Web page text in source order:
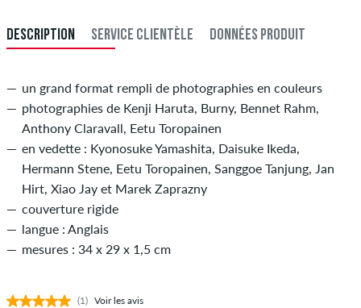
DESCRIPTION SERVICE CLIENTÈLE DONNÉES PRODUIT
un grand format rempli de photographies en couleurs
photographies de Kenji Haruta, Burny, Bennet Rahm,
Anthony Claravall, Eetu Toropainen
en vedette : Kyonosuke Yamashita, Daisuke Ikeda,
Hermann Stene, Eetu Toropainen, Sanggoe Tanjung, Jan
Hirt, Xiao Jay et Marek Zaprazny
couverture rigide
langue : Anglais
mesures : 34 x 29 x 1,5 cm
(1) Voir les avis